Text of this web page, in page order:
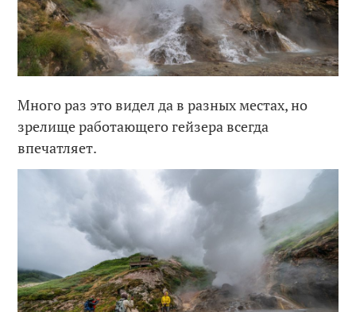
Много раз это видел да в разных местах, но
зрелище работающего гейзера всегда
впечатляет.